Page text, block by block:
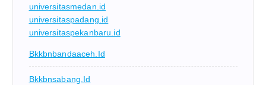
universitasmedan.id
universitaspadang.id
universitaspekanbaru.id
Bkkbnbandaaceh.id
Bkkbnsabang.id